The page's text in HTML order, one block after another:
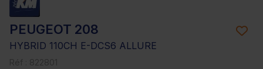
PEUGEOT 208
HYBRID 110CH E-DCS6 ALLURE